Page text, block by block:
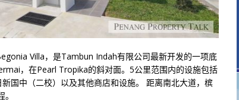
Villa，是Tambun Indah有限公司最新开发的一项底
，在Pearl Tropika的斜对面。5公里范围内的设施包括
国中（二校）以及其他商店和设施。 距离南北大道，槟